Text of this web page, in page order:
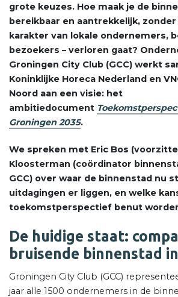
grote keuzes. Hoe maak je de
bereikbaar en aantrekkelijk,
karakter van lokale ondernemers,
bezoekers – verloren gaat?
Groningen City Club (GCC) werkt
Koninklijke Horeca Nederland en
Noord aan een visie: het
ambitiedocument
Groningen 2035.
We spreken met Eric Bos
Kloosterman (coördinator
GCC) over waar de binnenstad nu
uitdagingen er liggen, en welke
toekomstperspectief benut
De huidige staat:
bruisende binnenstad
Groningen City Club (GCC)
jaar alle 1500 ondernemers in de